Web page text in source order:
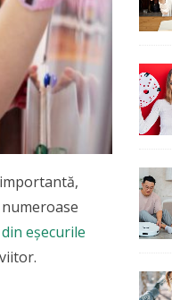
eșecurile